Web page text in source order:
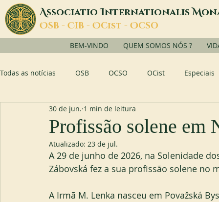
AssociatioInternationalisM
OSB - CIB - OCist - OCSO
BEM-VINDO QUEM SOMOS NÓS ?
Todas as notícias OSB OCSO OCist Especiais
Profissão solene em
30 de jun. 1 min de leitura
Atualizado: 23 de jul.
A 29 de junho de 2026, na Solenidade
Zábovská fez a sua profissão solene no
A Irmã M. Lenka nasceu em Považská